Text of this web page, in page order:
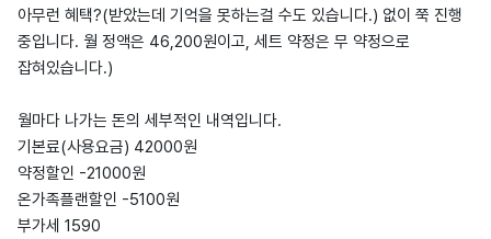
아무런 혜택?(받았는데 기억을 못하는걸 수도 있습니다.) 없이 쭉 진행
중입니다. 월 정액은 46,200원이고, 세트 약정은 무 약정으로
잡혀있습니다.)
월마다 나가는 돈의 세부적인 내역입니다.
기본료(사용요금) 42000원
약정할인 -21000원
온가족플랜할인 -5100원
부가세 1590